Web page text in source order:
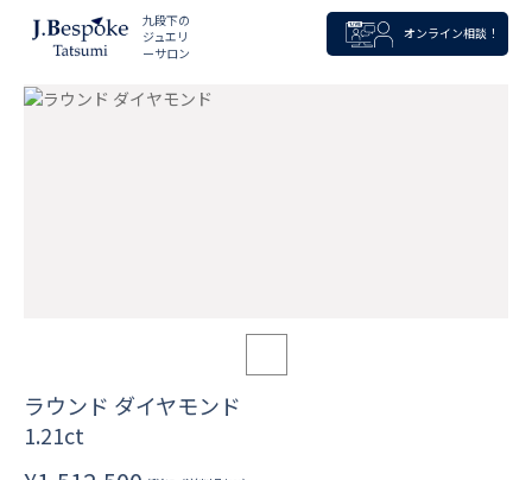
九段下の
ジュエリ
ーサロン
オンライン相談！
ラウンド ダイヤモンド
1.21ct